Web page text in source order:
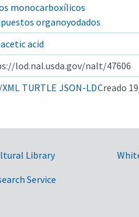
monocarboxílicos
organoyodados
acid
lod.nal.usda.gov/nalt/47606
XML TURTLE JSON-LDCreado
Library
Service